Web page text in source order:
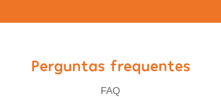
Perguntas frequentes
FAQ